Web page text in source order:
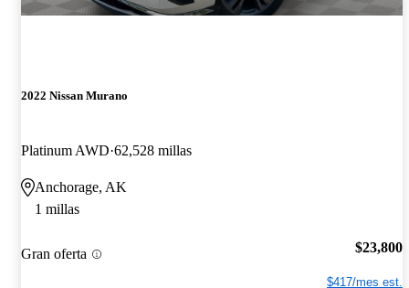
2022 Nissan Murano
Platinum AWD 62,528 millas
Anchorage, AK
1 millas
Gran oferta $23,800
$417/mes est.